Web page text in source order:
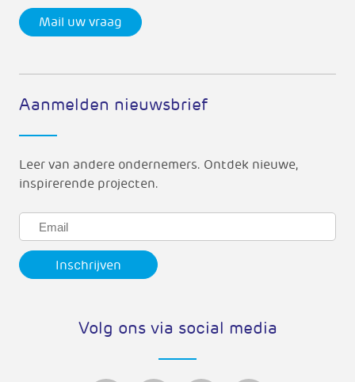
Mail uw vraag
Aanmelden nieuwsbrief
Leer van andere ondernemers. Ontdek nieuwe,
inspirerende projecten.
Volg ons via social media